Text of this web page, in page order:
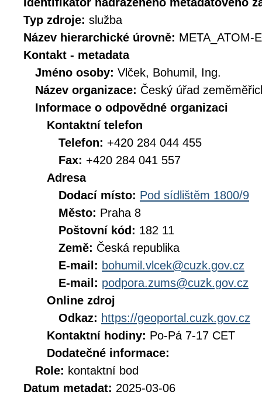
Typ zdroje: služba
Název hierarchické úrovně: META_ATOM-
Kontakt - metadata
Jméno osoby: Vlček, Bohumil, Ing.
Název organizace: Český úřad
Informace o odpovědné organizaci
Kontaktní telefon
Telefon: +420 284 044 455
Fax: +420 284 041 557
Adresa
Dodací místo: Pod sídlištěm 1800/9
Město: Praha 8
Poštovní kód: 182 11
Země: Česká republika
E-mail: bohumil.vlcek@cuzk.gov.cz
E-mail: podpora.zums@cuzk.gov.cz
Online zdroj
Odkaz: https://geoportal.cuzk.gov.cz
Kontaktní hodiny: Po-Pá 7-17 CET
Dodatečné informace:
Role: kontaktní bod
Datum metadat: 2025-03-06